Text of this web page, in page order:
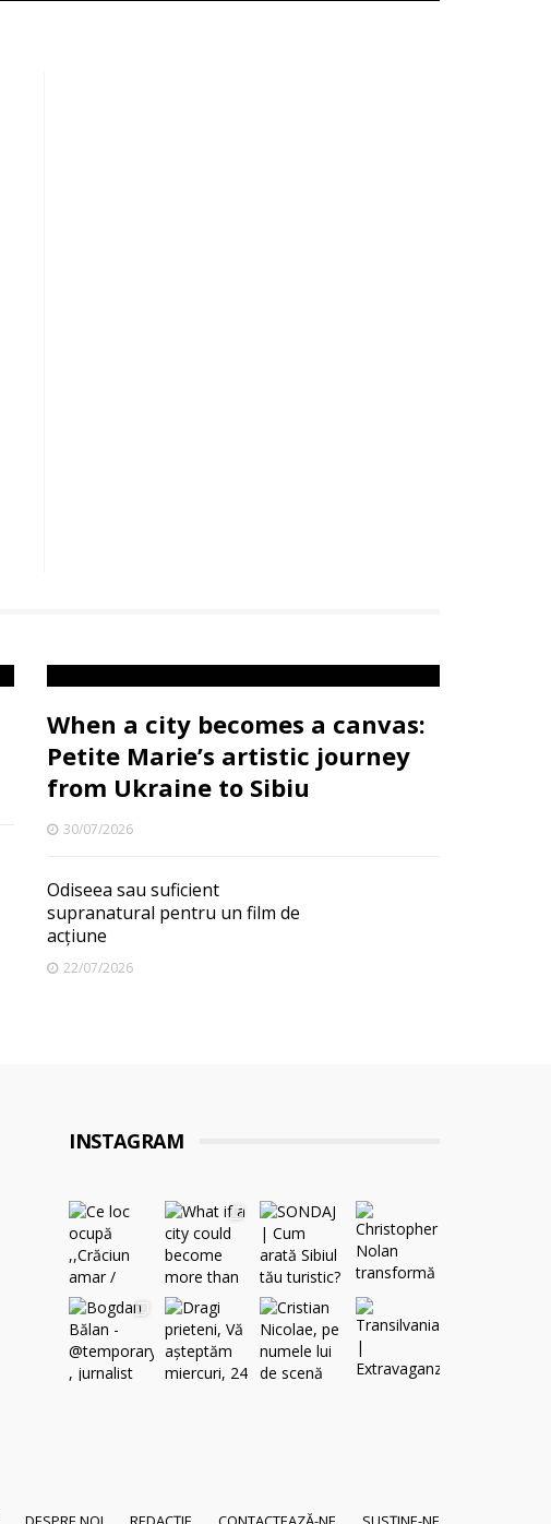
When a city becomes a canvas:
Petite Marie’s artistic journey
from Ukraine to Sibiu
30/07/2026
Odiseea sau suficient
supranatural pentru un film de
acțiune
22/07/2026
INSTAGRAM